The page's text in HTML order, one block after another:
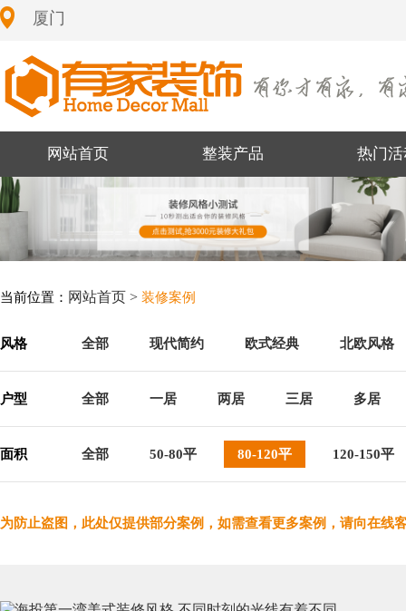
厦门
网站首页 整装产品 热门活
当前位置： 网站首页 > 装修案例
风格 全部 现代简约 欧式经典 北欧风格
户型 全部 一居 两居 三居 多居
面积 全部 50-80平 80-120平 120-150平
为防止盗图，此处仅提供部分案例，如需查看更多案例，请向在线